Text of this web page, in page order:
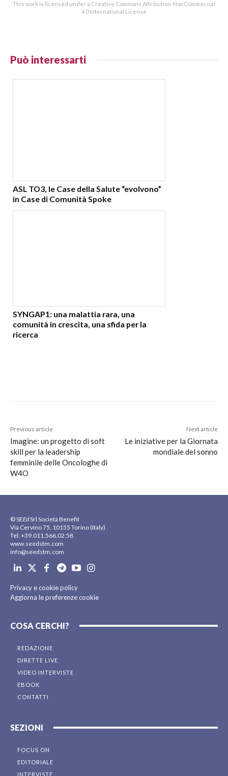
This work is licensed under a Creative Commons Attribution-NonCommercial
4.0 International License
Può interessarti
ASL TO3, le Case della Salute “evolvono”
in Case di Comunità Spoke
SYNGAP1: una malattia rara, una
comunità in crescita, una sfida per la
ricerca
Previous article
Imagine: un progetto di soft
skill per la leadership
femminile delle Oncologhe di
W4O
Next article
Le iniziative per la Giornata
mondiale del sonno
© SEEdSrl Società Benefit
Via Cervino 75, 10155 Torino (Italy)
Tel. +39.011.566.02.58
www.seedstm.com
info@seedstm.com
Privacy e cookie policy
Aggiorna le preferenze cookie
COSA CERCHI?
REDAZIONE
DIRETTE LIVE
VIDEO INTERVISTE
EBOOK
CONTATTI
SEZIONI
FOCUS ON
EDITORIALE
INTERVISTE